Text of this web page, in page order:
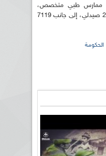
4518 أستاذ جامعي، 14774 ممارس طبي متخصص،
28100 ممارس طبي عام و 2192 صيدلي، إلى جانب 7119
الحكومة